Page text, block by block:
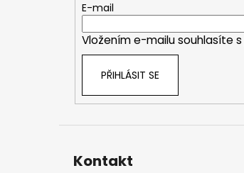
E-mail
Vložením e-mailu souhlasíte s
PŘIHLÁSIT SE
Kontakt